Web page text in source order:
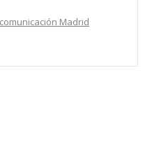
Madrid